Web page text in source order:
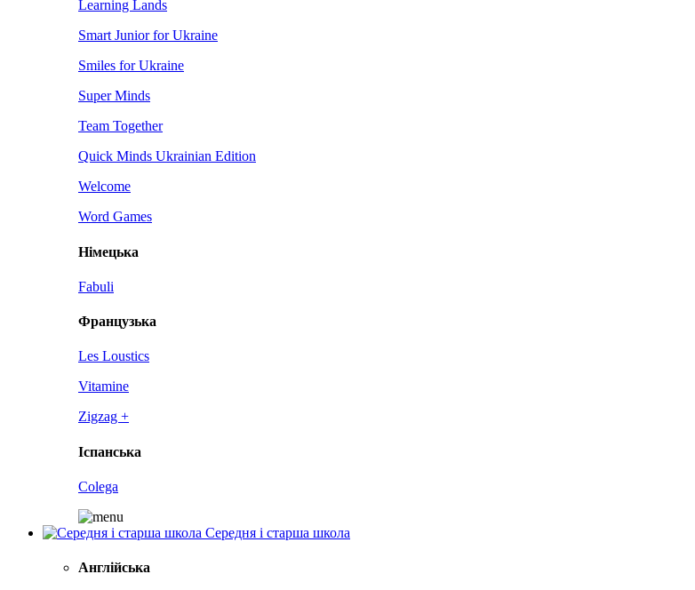
Learning Lands
Smart Junior for Ukraine
Smiles for Ukraine
Super Minds
Team Together
Quick Minds Ukrainian Edition
Welcome
Word Games
Німецька
Fabuli
Французька
Les Loustics
Vitamine
Zigzag +
Іспанська
Colega
Середня і старша школа
Англійська